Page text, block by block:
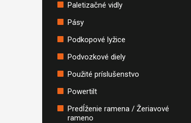
Paletizačné vidly
Pásy
Podkopové lyžice
Podvozkové diely
Použité príslušenstvo
Powertilt
Predĺženie ramena / Žeriavové
rameno